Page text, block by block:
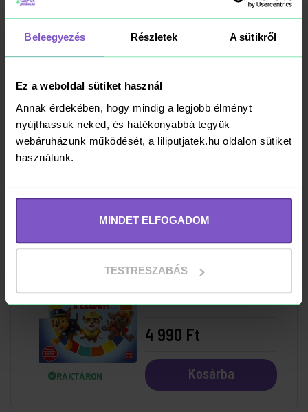
Beleegyezés Részletek A sütikről
Ez a weboldal sütiket használ
Annak érdekében, hogy mindig a legjobb élményt
nyújthassuk neked, és hatékonyabbá tegyük
webáruházunk működését, a liliputjatek.hu oldalon sütiket
használunk.
MINDET ELFOGADOM
TESTRESZABÁS
Kosárba
Magic Trace
Kezdőszett - Divat
5 990 Ft
Kosárba
RAKTÁRON
Pörgess és játssz! -
Együtt a csapat! -
Mancs Őrjárat
4 990 Ft
Kosárba